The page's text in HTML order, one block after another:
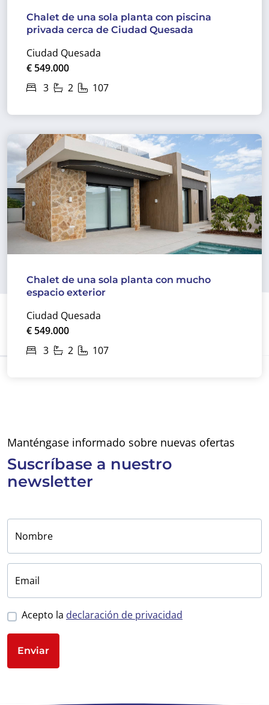
Chalet de una sola planta con piscina
privada cerca de Ciudad Quesada
Ciudad Quesada
€ 549.000
3
2 107
Chalet de una sola planta con mucho
espacio exterior
Ciudad Quesada
€ 549.000
3
2 107
Manténgase informado sobre nuevas ofertas
Suscríbase a nuestro
newsletter
Nombre
Email
Acepto la declaración de privacidad
Enviar